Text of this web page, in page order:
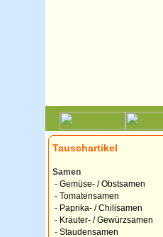
Tauschartikel
Samen
- Gemüse- / Obstsamen
- Tomatensamen
- Paprika- / Chilisamen
- Kräuter- / Gewürzsamen
- Staudensamen